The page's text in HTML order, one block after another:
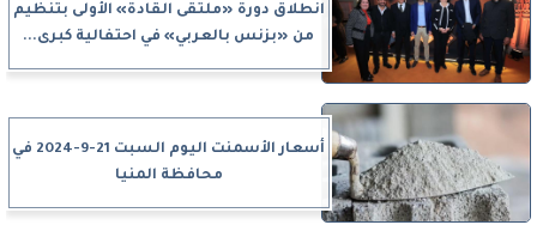
انطلاق دورة «ملتقى القادة» الأولى بتنظيم
من «بزنس بالعربي» في احتفالية كبرى...
أسعار الأسمنت اليوم السبت 21-9-2024 في
محافظة المنيا